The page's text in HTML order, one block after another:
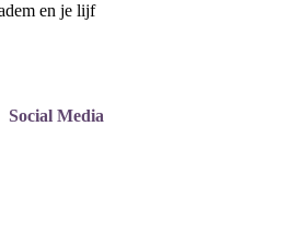
en je lijf
Social Media